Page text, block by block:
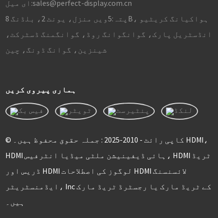
ای میل:sales@perfect-display.com.cn
پتہ:
5ویں منزل، یونٹ 2، بلڈنگ 8B، ہواکیانگ کریٹیو
انڈسٹریل پارک، گوانگوانگ روڈ، گوانگمنگ ڈسٹرکٹ،
شینزین، گوانگ ڈونگ، چین
ہماری پیروی کریں
© کاپی رائٹ - 2010-2025 : جملہ حقوق محفوظ ہیں۔ HDMI،
HDMI ہائی ڈیفینیشن ملٹی میڈیا انٹرفیس، HDMI ٹریڈ
ڈریس اور HDMI لوگوز کی اصطلاحات HDMI لائسنسنگ
ایڈمنسٹریٹر، Inc کے ٹریڈ مارک یا رجسٹرڈ ٹریڈ مارک
ہیں۔